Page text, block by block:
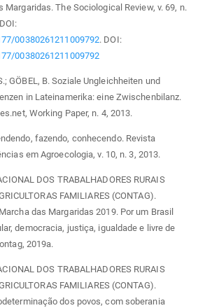
Margaridas. The Sociological Review, v. 69, n.
00380261211009792. DOI:
00380261211009792
GÖBEL, B. Soziale Ungleichheiten und
in Lateinamerika: eine Zwischenbilanz.
Working Paper, n. 4, 2013.
fazendo, conhecendo. Revista
em Agroecologia, v. 10, n. 3, 2013.
DOS TRABALHADORES RURAIS
FAMILIARES (CONTAG).
das Margaridas 2019. Por um Brasil
democracia, justiça, igualdade e livre de
2019a.
DOS TRABALHADORES RURAIS
FAMILIARES (CONTAG).
dos povos, com soberania